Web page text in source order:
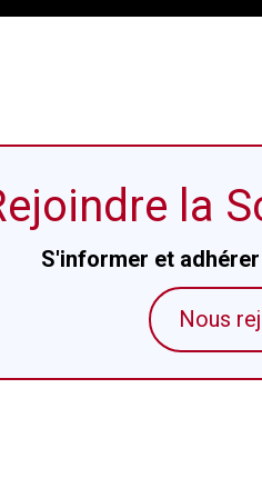
la
S'informer et
Nous